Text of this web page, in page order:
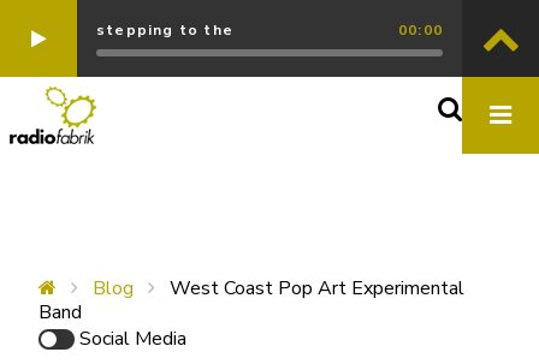
stepping to the 00:00
Blog
West Coast Pop Art Experimental
Band
Social Media